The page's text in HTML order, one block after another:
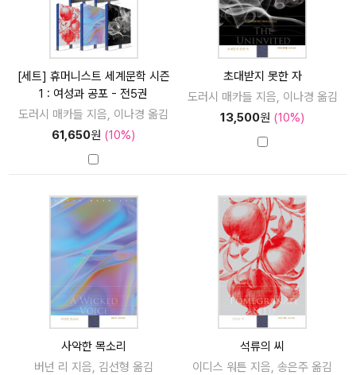
[세트] 휴머니스트 세계문학 시즌
1 : 여성과 공포 - 전5권
도러시 매카들 지음, 이나경 옮김
61,650원 (10%)
초대받지 못한 자
도러시 매카들 지음, 이나경 옮김
13,500원 (10%)
사악한 목소리
버넌 리 지음, 김선형 옮김
석류의 씨
이디스 워튼 지음, 송은주 옮김